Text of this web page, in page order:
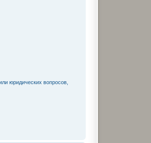
юридических вопросов,